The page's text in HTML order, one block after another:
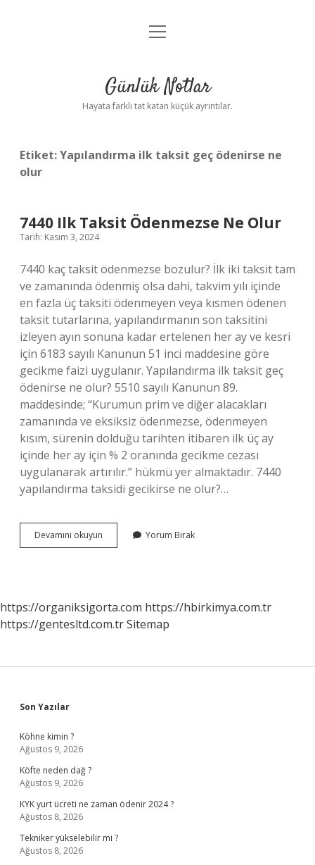
Anasayfa
Yasal Uyarı
menüyü
Günlük Notlar
Hayata farklı tat katan küçük ayrıntılar.
Etiket:Yapılandırma ilk taksit geç ödenirse ne
olur
7440 Ilk Taksit Ödenmezse Ne Olur
Tarih: Kasım 3, 2024
7440 kaç taksit ödenmezse bozulur? İlk iki taksit tam
ve zamanında ödenmiş olsa dahi, takvim yılı içinde
en fazla üç taksiti ödenmeyen veya kısmen ödenen
taksit tutarlarına, yapılandırmanın son taksitini
izleyen ayın sonuna kadar ertelenen her ay ve kesri
için 6183 sayılı Kanunun 51 inci maddesine göre
gecikme faizi uygulanır. Yapılandırma ilk taksit geç
ödenirse ne olur? 5510 sayılı Kanunun 89.
maddesinde; “Kurumun prim ve diğer alacakları
zamanında ve eksiksiz ödenmezse, ödenmeyen
kısım, sürenin dolduğu tarihten itibaren ilk üç ay
içinde her ay için % 2 oranında gecikme cezası
uygulanarak artırılır.” hükmü yer almaktadır. 7440
yapılandırma taksidi gecikirse ne olur?…
Devamını okuyun
Ilk
Yorum Bırak
https://organiksigorta.com https://hbirkimya.com.tr
https://gentesltd.com.trSitemap
Sidebar
Son Yazılar
Köhne kimin ?
Ağustos 9, 2026
Köfte neden dağ ?
Ağustos 9, 2026
KYK yurt ücreti ne zaman ödenir 2024 ?
Ağustos 8, 2026
Tekniker yükselebilir mi ?
Ağustos 8, 2026